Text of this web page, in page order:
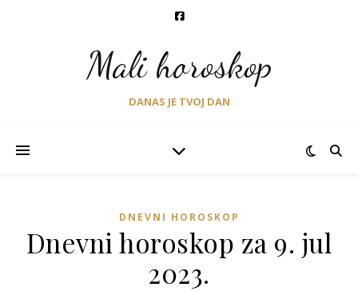
Mali horoskop
DANAS JE TVOJ DAN
DNEVNI HOROSKOP
Dnevni horoskop za 9. jul
2023.